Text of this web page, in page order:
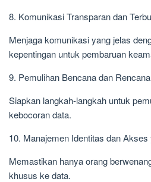
8. Komunikasi Transparan dan
Menjaga komunikasi yang jelas
kepentingan untuk pembaruan
9. Pemulihan Bencana dan
Siapkan langkah-langkah untuk
kebocoran data.
10. Manajemen Identitas dan
Memastikan hanya orang
khusus ke data.